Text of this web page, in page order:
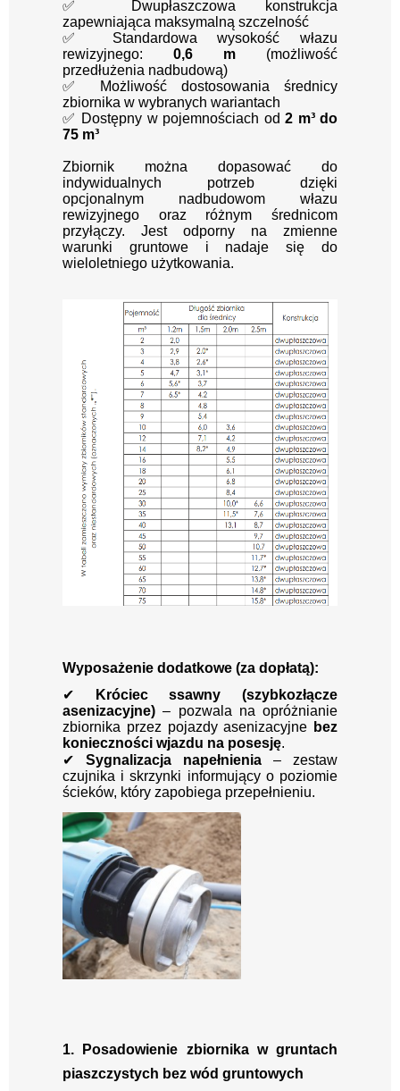
✅ Dwupłaszczowa konstrukcja
zapewniająca maksymalną szczelność
✅ Standardowa wysokość włazu
rewizyjnego: 0,6 m (możliwość
przedłużenia nadbudową)
✅ Możliwość dostosowania średnicy
zbiornika w wybranych wariantach
✅ Dostępny w pojemnościach od 2 m³ do
75 m³
Zbiornik można dopasować do
indywidualnych potrzeb dzięki
opcjonalnym nadbudowom włazu
rewizyjnego oraz różnym średnicom
przyłączy. Jest odporny na zmienne
warunki gruntowe i nadaje się do
wieloletniego użytkowania.
Wyposażenie dodatkowe (za dopłatą):
✔
Króciec ssawny (szybkozłącze
asenizacyjne) – pozwala na opróżnianie
zbiornika przez pojazdy asenizacyjne bez
konieczności wjazdu na posesję.
✔ Sygnalizacja napełnienia – zestaw
czujnika i skrzynki informujący o poziomie
ścieków, który zapobiega przepełnieniu.
1. Posadowienie zbiornika w gruntach
piaszczystych bez wód gruntowych